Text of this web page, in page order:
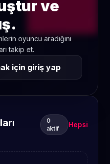
ve
oyuncu aradığını
takip et.
için giriş yap
0
aktif
Hepsi